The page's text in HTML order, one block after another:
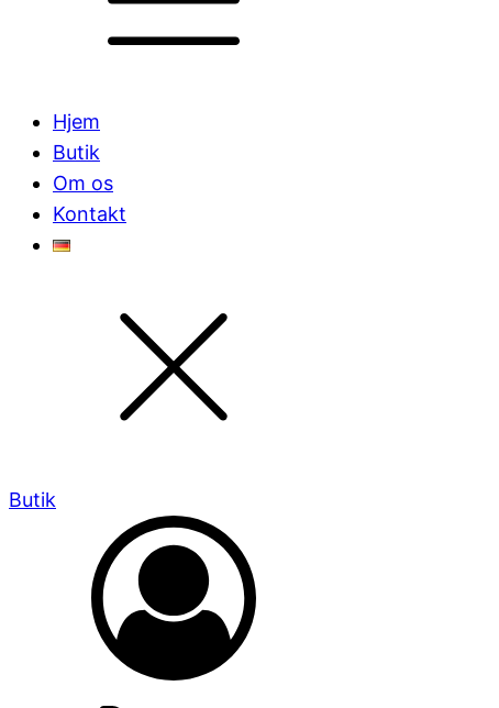
Hjem
Butik
Om os
Kontakt
Butik